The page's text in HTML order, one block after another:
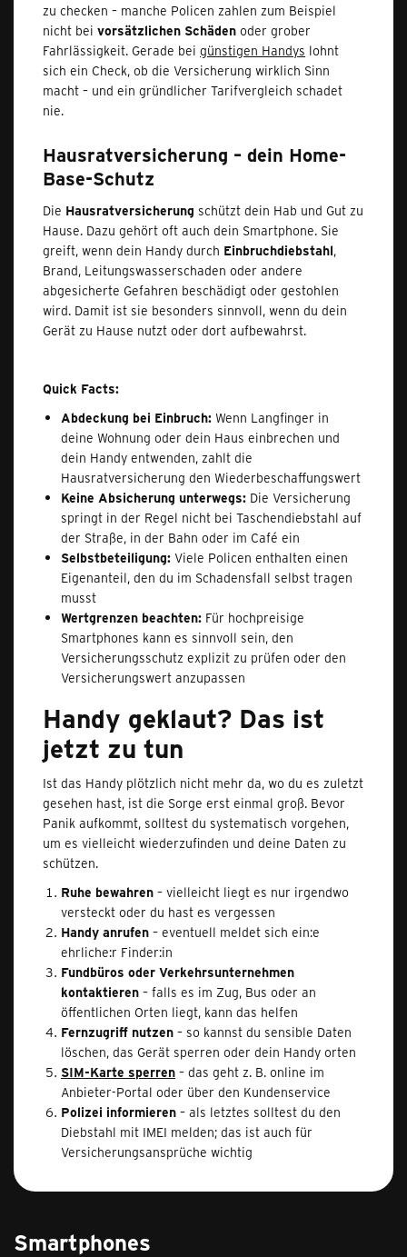
zu checken – manche Policen zahlen zum Beispiel
nicht bei vorsätzlichen Schäden oder grober
Fahrlässigkeit. Gerade bei günstigen Handys lohnt
sich ein Check, ob die Versicherung wirklich Sinn
macht – und ein gründlicher Tarifvergleich schadet
nie.
Hausratversicherung – dein Home-
Base-Schutz
Die Hausratversicherung schützt dein Hab und Gut zu
Hause. Dazu gehört oft auch dein Smartphone. Sie
greift, wenn dein Handy durch Einbruchdiebstahl,
Brand, Leitungswasserschaden oder andere
abgesicherte Gefahren beschädigt oder gestohlen
wird. Damit ist sie besonders sinnvoll, wenn du dein
Gerät zu Hause nutzt oder dort aufbewahrst.
Quick Facts:
Abdeckung bei Einbruch: Wenn Langfinger in
deine Wohnung oder dein Haus einbrechen und
dein Handy entwenden, zahlt die
Hausratversicherung den Wiederbeschaffungswert
Keine Absicherung unterwegs: Die Versicherung
springt in der Regel nicht bei Taschendiebstahl auf
der Straße, in der Bahn oder im Café ein
Selbstbeteiligung: Viele Policen enthalten einen
Eigenanteil, den du im Schadensfall selbst tragen
musst
Wertgrenzen beachten: Für hochpreisige
Smartphones kann es sinnvoll sein, den
Versicherungsschutz explizit zu prüfen oder den
Versicherungswert anzupassen
Handy geklaut? Das ist
jetzt zu tun
Ist das Handy plötzlich nicht mehr da, wo du es zuletzt
gesehen hast, ist die Sorge erst einmal groß. Bevor
Panik aufkommt, solltest du systematisch vorgehen,
um es vielleicht wiederzufinden und deine Daten zu
schützen.
Ruhe bewahren – vielleicht liegt es nur irgendwo
versteckt oder du hast es vergessen
Handy anrufen – eventuell meldet sich ein:e
ehrliche:r Finder:in
Fundbüros oder Verkehrsunternehmen
kontaktieren – falls es im Zug, Bus oder an
öffentlichen Orten liegt, kann das helfen
Fernzugriff nutzen – so kannst du sensible Daten
löschen, das Gerät sperren oder dein Handy orten
SIM-Karte sperren – das geht z. B. online im
Anbieter-Portal oder über den Kundenservice
Polizei informieren – als letztes solltest du den
Diebstahl mit IMEI melden; das ist auch für
Versicherungsansprüche wichtig
Smartphones